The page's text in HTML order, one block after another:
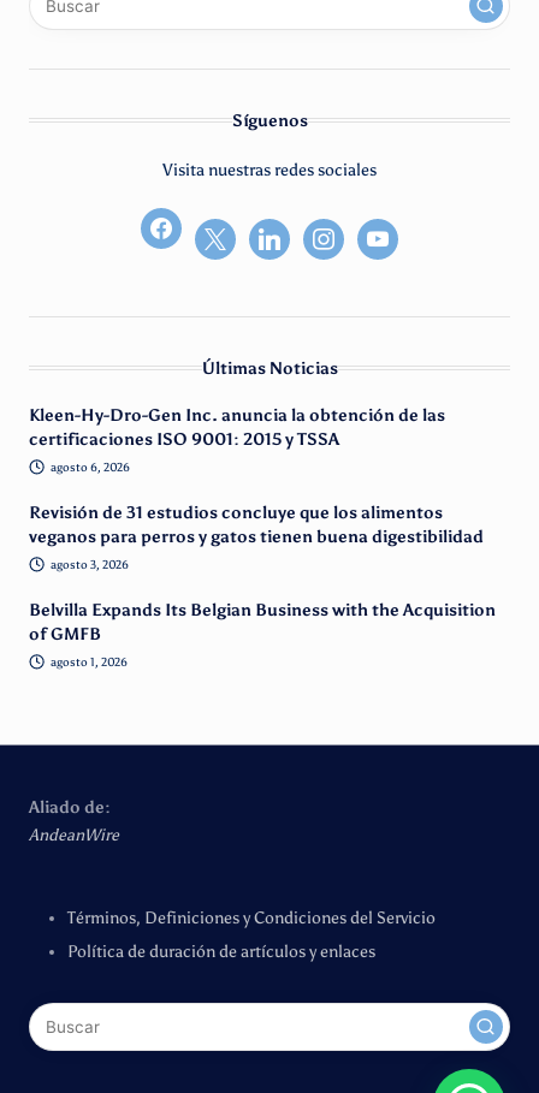
Síguenos
Visita nuestras redes sociales
facebook2
Últimas Noticias
Kleen-Hy-Dro-Gen Inc. anuncia la obtención de las
certificaciones ISO 9001: 2015 y TSSA
agosto 6, 2026
Revisión de 31 estudios concluye que los alimentos
veganos para perros y gatos tienen buena digestibilidad
agosto 3, 2026
Belvilla Expands Its Belgian Business with the Acquisition
of GMFB
agosto 1, 2026
Aliado de:
AndeanWire
Términos, Definiciones y Condiciones del Servicio
Política de duración de artículos y enlaces